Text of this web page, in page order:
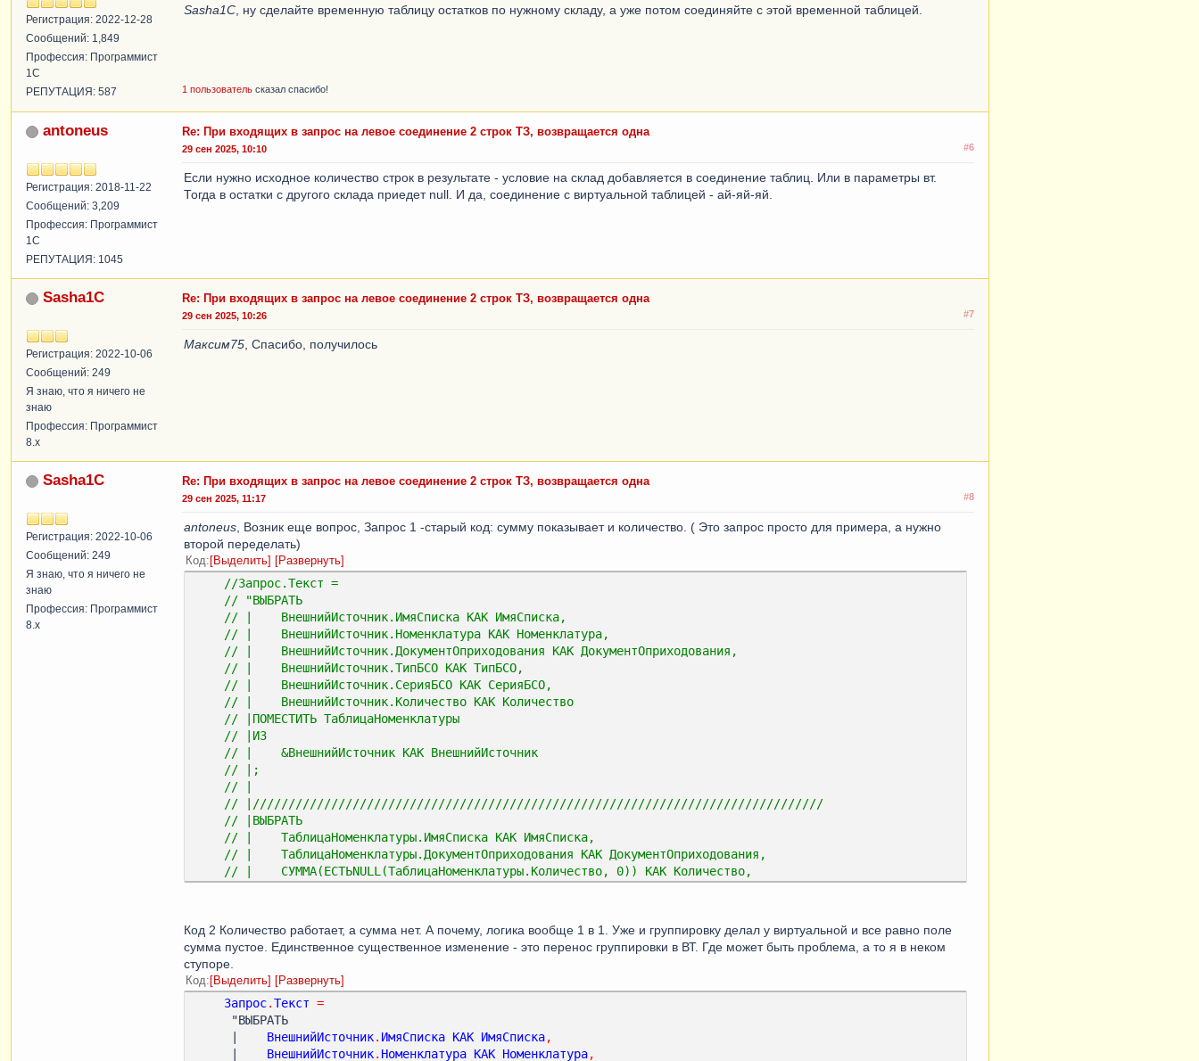
Регистрация: 2022-12-28
Сообщений: 1,849
Профессия: Программист
1С
РЕПУТАЦИЯ: 587
Sasha1C , ну сделайте временную таблицу остатков по нужному складу, а уже потом соединяйте с этой временной таблицей.
1 пользователь сказал спасибо!
antoneus
Регистрация: 2018-11-22
Сообщений: 3,209
Профессия: Программист
1С
РЕПУТАЦИЯ: 1045
Re: При входящих в запрос на левое соединение 2 строк ТЗ, возвращается одна
#6
29 сен 2025, 10:10
Если нужно исходное количество строк в результате - условие на склад добавляется в соединение таблиц. Или в параметры вт.
Тогда в остатки с другого склада приедет null. И да, соединение с виртуальной таблицей - ай-яй-яй.
Sasha1C
Регистрация: 2022-10-06
Сообщений: 249
Я знаю, что я ничего не
знаю
Профессия: Программист
8.x
Re: При входящих в запрос на левое соединение 2 строк ТЗ, возвращается одна
#7
29 сен 2025, 10:26
Максим75 , Спасибо, получилось
Sasha1C
Регистрация: 2022-10-06
Сообщений: 249
Я знаю, что я ничего не
знаю
Профессия: Программист
8.x
Re: При входящих в запрос на левое соединение 2 строк ТЗ, возвращается одна
#8
29 сен 2025, 11:17
antoneus , Возник еще вопрос, Запрос 1 -старый код: сумму показывает и количество. ( Это запрос просто для примера, а нужно
второй переделать)
Код Выделить Развернуть
//Запрос.Текст =
// "ВЫБРАТЬ
// |    ВнешнийИсточник.ИмяСписка КАК ИмяСписка,
// |    ВнешнийИсточник.Номенклатура КАК Номенклатура,
// |    ВнешнийИсточник.ДокументОприходования КАК ДокументОприходования,
// |    ВнешнийИсточник.ТипБСО КАК ТипБСО,
// |    ВнешнийИсточник.СерияБСО КАК СерияБСО,
// |    ВнешнийИсточник.Количество КАК Количество
// |ПОМЕСТИТЬ ТаблицаНоменклатуры
// |ИЗ
// |    &ВнешнийИсточник КАК ВнешнийИсточник
// |;
// |
// |////////////////////////////////////////////////////////////////////////////////
// |ВЫБРАТЬ
// |    ТаблицаНоменклатуры.ИмяСписка КАК ИмяСписка,
// |    ТаблицаНоменклатуры.ДокументОприходования КАК ДокументОприходования,
// |    СУММА(ЕСТЬNULL(ТаблицаНоменклатуры.Количество, 0)) КАК Количество,
// |    ТаблицаНоменклатуры.ТипБСО КАК ТипБСО,
// |    ТаблицаНоменклатуры.СерияБСО КАК СерияБСО,
// |    ХозрасчетныйОстатки.Субконто2.СерияБСО.Ссылка КАК Субконто2СерияБСОСсылка,
// |    ХозрасчетныйОстатки.Субконто2.ТипБСО.Ссылка КАК Субконто2ТипБСОСсылка
// |ИЗ
// |    ТаблицаНоменклатуры КАК ТаблицаНоменклатуры
// |        ЛЕВОЕ СОЕДИНЕНИЕ РегистрБухгалтерии.Хозрасчетный.Остатки(&Период, Счет В (&СчетаУчетаБСО),
&ВидыСубконтоБСО) КАК ХозрасчетныйОстатки
Код 2 Количество работает, а сумма нет. А почему, логика вообще 1 в 1. Уже и группировку делал у виртуальной и все равно поле
сумма пустое. Единственное существенное изменение - это перенос группировки в ВТ. Где может быть проблема, а то я в неком
ступоре.
Код Выделить Развернуть
Запрос.Текст =
"ВЫБРАТЬ
ВнешнийИсточник. ИмяСписка КАК ИмяСписка,
ВнешнийИсточник. Номенклатура КАК Номенклатура,